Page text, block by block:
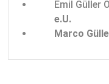
Emil Güller
e.U.
Marco